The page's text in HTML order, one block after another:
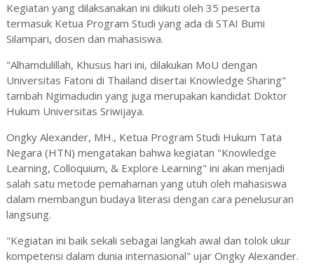
Kegiatan yang dilaksanakan ini diikuti oleh 35 peserta
termasuk Ketua Program Studi yang ada di STAI Bumi
Silampari, dosen dan mahasiswa.
"Alhamdulillah, Khusus hari ini, dilakukan MoU dengan
Universitas Fatoni di Thailand disertai Knowledge Sharing"
tambah Ngimadudin yang juga merupakan kandidat Doktor
Hukum Universitas Sriwijaya.
Ongky Alexander, MH., Ketua Program Studi Hukum Tata
Negara (HTN) mengatakan bahwa kegiatan "Knowledge
Learning, Colloquium, & Explore Learning" ini akan menjadi
salah satu metode pemahaman yang utuh oleh mahasiswa
dalam membangun budaya literasi dengan cara penelusuran
langsung.
"Kegiatan ini baik sekali sebagai langkah awal dan tolok ukur
kompetensi dalam dunia internasional" ujar Ongky Alexander.